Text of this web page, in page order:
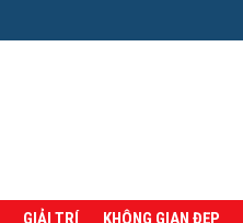
GIẢI TRÍ KHÔNG GIAN ĐẸP